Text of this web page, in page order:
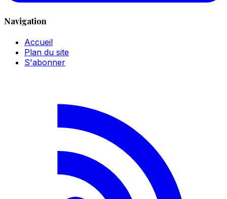
Navigation
Accueil
Plan du site
S'abonner